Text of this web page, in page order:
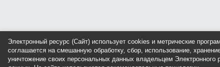
Электронный ресурс (Сайт) использует cookies и метрические
соглашается на смешанную обработку, сбор, использование,
уничтожение своих персональных данных владельцем Электронного